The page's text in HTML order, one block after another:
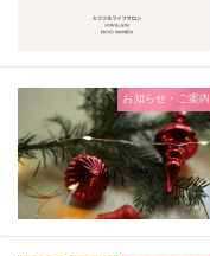
お知らせ・ご案内